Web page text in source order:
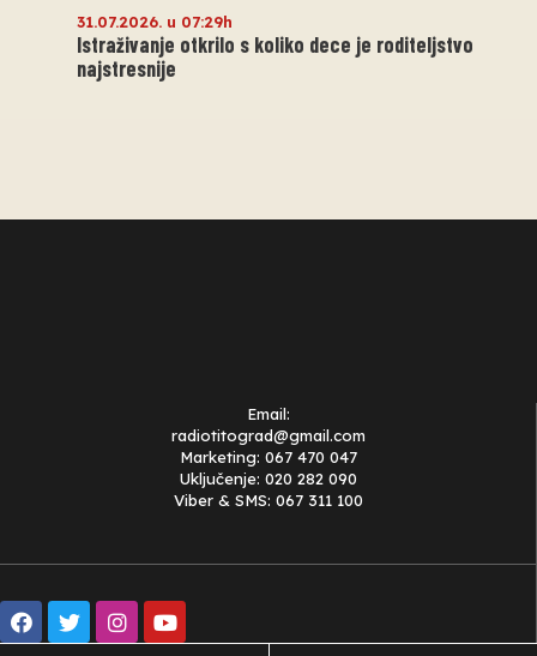
31.07.2026. u 07:29h
Istraživanje otkrilo s koliko dece je roditeljstvo
najstresnije
Email:
radiotitograd@gmail.com
Marketing: 067 470 047
Uključenje: 020 282 090
Viber & SMS: 067 311 100